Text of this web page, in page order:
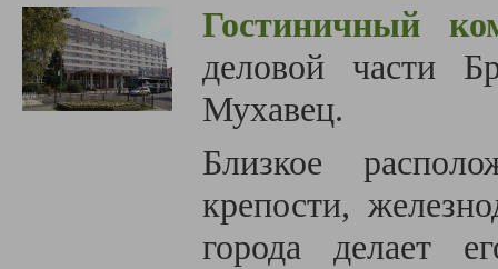
Гостиничный
деловой части
Мухавец.
Близкое
крепости,
города делает